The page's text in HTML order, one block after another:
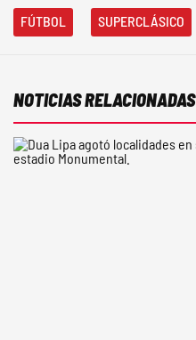
FÚTBOL SUPERCLÁSICO
NOTICIAS RELACIONADAS